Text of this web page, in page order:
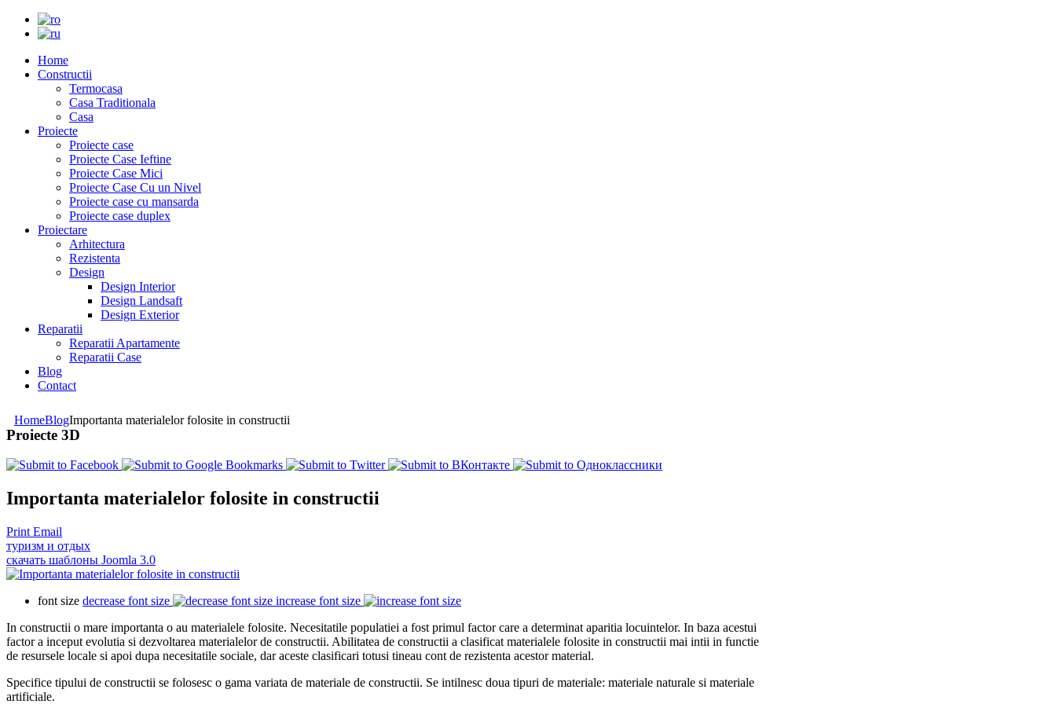
Home
Constructii
Termocasa
Casa Traditionala
Casa
Proiecte
Proiecte case
Proiecte Case Ieftine
Proiecte Case Mici
Proiecte Case Cu un Nivel
Proiecte case cu mansarda
Proiecte case duplex
Proiectare
Arhitectura
Rezistenta
Design
Design Interior
Design Landsaft
Design Exterior
Reparatii
Reparatii Apartamente
Reparatii Case
Blog
Contact
HomeBlogImportanta materialelor folosite in constructii
Proiecte 3D
Importanta materialelor folosite in constructii
Print Email
туризм и отдых
скачать шаблоны Joomla 3.0
font size decrease font size
increase font size
In constructii o mare importanta o au materialele folosite. Necesitatile populatiei a fost primul factor care a determinat aparitia locuintelor. In baza acestui
factor a inceput evolutia si dezvoltarea materialelor de constructii. Abilitatea de constructii a clasificat materialele folosite in constructii mai intii in functie
de resursele locale si apoi dupa necesitatile sociale, dar aceste clasificari totusi tineau cont de rezistenta acestor material.
Specifice tipului de constructii se folosesc o gama variata de materiale de constructii. Se intilnesc doua tipuri de materiale: materiale naturale si materiale
artificiale.